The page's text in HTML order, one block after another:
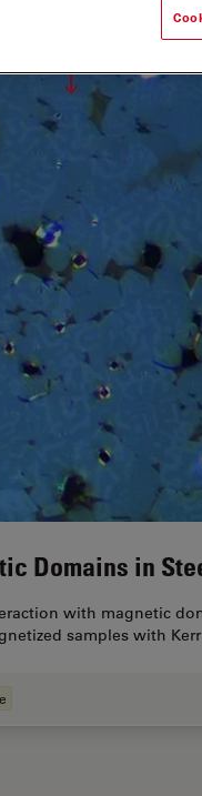
Domains in
with magnetic
samples with